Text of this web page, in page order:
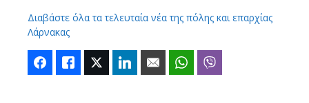
Διαβάστε όλα τα τελευταία νέα της πόλης και επαρχίας
Λάρνακας
FacebookLike Twitter LinkedIn Email WhatsApp